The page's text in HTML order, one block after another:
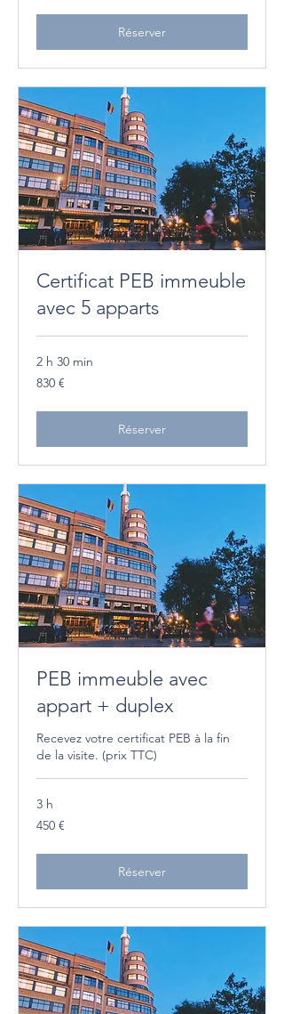
Réserver
Certificat PEB immeuble
avec 5 apparts
2 h 30 min
830
euros
830 €
Réserver
PEB immeuble avec
appart + duplex
Recevez votre certificat PEB à la fin
de la visite. (prix TTC)
3 h
450
euros
450 €
Réserver